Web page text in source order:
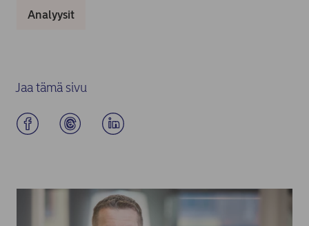
Analyysit
Jaa tämä sivu